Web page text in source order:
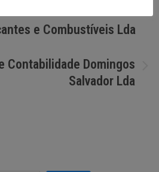
e Combustíveis Lda
Contabilidade Domingos
Salvador Lda